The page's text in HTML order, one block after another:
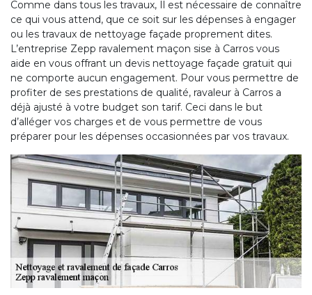
Comme dans tous les travaux, Il est nécessaire de connaître
ce qui vous attend, que ce soit sur les dépenses à engager
ou les travaux de nettoyage façade proprement dites.
L’entreprise Zepp ravalement maçon sise à Carros vous
aide en vous offrant un devis nettoyage façade gratuit qui
ne comporte aucun engagement. Pour vous permettre de
profiter de ses prestations de qualité, ravaleur à Carros a
déjà ajusté à votre budget son tarif. Ceci dans le but
d’alléger vos charges et de vous permettre de vous
préparer pour les dépenses occasionnées par vos travaux.